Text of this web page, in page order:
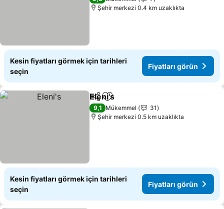
Şehir merkezi 0.4 km uzaklıkta
Kesin fiyatları görmek için tarihleri
seçin
Fiyatları görün
PaylaşFavorilerime ekle
Eleni's
9,1 Mükemmel
31
Şehir merkezi 0.5 km uzaklıkta
Kesin fiyatları görmek için tarihleri
seçin
Fiyatları görün